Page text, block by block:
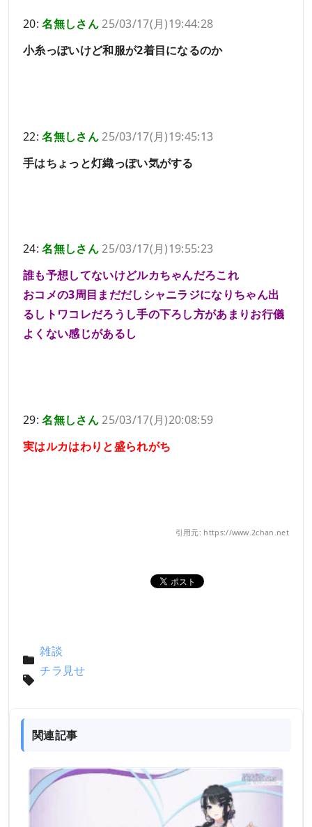
20:名無しさん25/03/17(月)19:44:28
小糸っぽいけど和服が2着目になるのか
22:名無しさん25/03/17(月)19:45:13
手はちょっと灯織っぽい気がする
24:名無しさん25/03/17(月)19:55:23
誰も予想してないけどルカちゃんだろこれ
おコメの3周目まだだしシャニラジになりちゃん出
るしトワコレだろうし手の下ろし方があまりお行儀
よくない感じがあるし
29:名無しさん25/03/17(月)20:08:59
実はルカはわりと盛られがち
引用元: https://www.2chan.net
雑談
チラ見せ
関連記事